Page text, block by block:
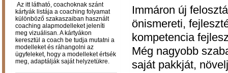
Az itt látható, coachoknak szánt
kártyák listája a coaching folyamat
különböző szakaszaiban használt
coaching alapmodelleket jeleníti
meg vizuálisan. A kártyákon
keresztül a coach be tudja mutatni a
modelleket és ráhangolni az
ügyfeleket, hogy a modelleket értsék
meg, adaptálják saját helyzetükre.
Immáron új
önismereti,
kompetencia
Még nagyobb
saját pakkját,